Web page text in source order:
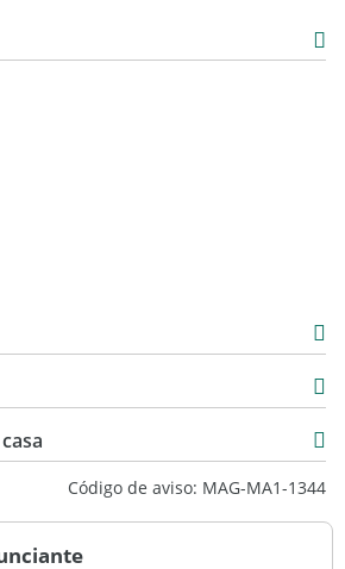
Código de aviso: MAG-MA1-1344